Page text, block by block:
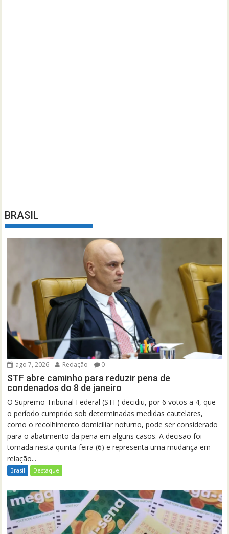
BRASIL
ago 7, 2026 Redação 0
STF abre caminho para reduzir pena de
condenados do 8 de janeiro
O Supremo Tribunal Federal (STF) decidiu, por 6 votos a 4, que
o período cumprido sob determinadas medidas cautelares,
como o recolhimento domiciliar noturno, pode ser considerado
para o abatimento da pena em alguns casos. A decisão foi
tomada nesta quinta-feira (6) e representa uma mudança em
relação...
Brasil Destaque